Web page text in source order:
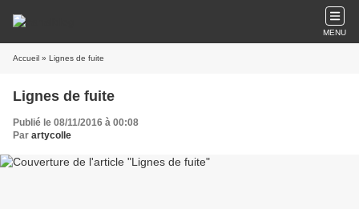
MENU
Accueil » Lignes de fuite
Lignes de fuite
Publié le 08/11/2016 à 00:08
Par artycolle